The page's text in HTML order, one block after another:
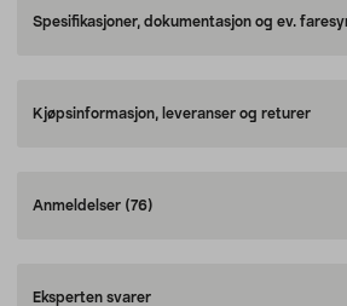
Spesifikasjoner, dokumentasjon og ev.
Kjøpsinformasjon, leveranser og returer
Anmeldelser (76)
Eksperten svarer